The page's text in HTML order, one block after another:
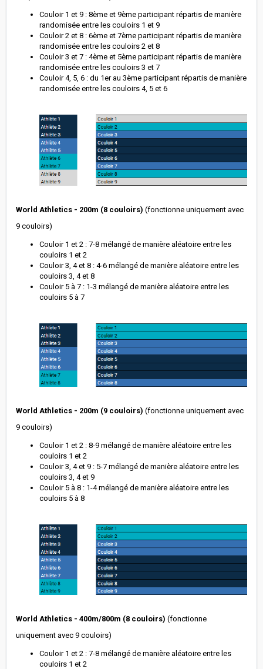
Couloir 1 et 9 : 8ème et 9ème participant répartis de manière
randomisée entre les couloirs 1 et 9
Couloir 2 et 8 : 6ème et 7ème participant répartis de manière
randomisée entre les couloirs 2 et 8
Couloir 3 et 7 : 4ème et 5ème participant répartis de manière
randomisée entre les couloirs 3 et 7
Couloir 4, 5, 6 : du 1er au 3ème participant répartis de manière
randomisée entre les couloirs 4, 5 et 6
World Athletics - 200m (8 couloirs) (fonctionne uniquement avec
9 couloirs)
Couloir 1 et 2 : 7-8 mélangé de manière aléatoire entre les
couloirs 1 et 2
Couloir 3, 4 et 8 : 4-6 mélangé de manière aléatoire entre les
couloirs 3, 4 et 8
Couloir 5 à 7 : 1-3 mélangé de manière aléatoire entre les
couloirs 5 à 7
World Athletics - 200m (9 couloirs) (fonctionne uniquement avec
9 couloirs)
Couloir 1 et 2 : 8-9 mélangé de manière aléatoire entre les
couloirs 1 et 2
Couloir 3, 4 et 9 : 5-7 mélangé de manière aléatoire entre les
couloirs 3, 4 et 9
Couloir 5 à 8 : 1-4 mélangé de manière aléatoire entre les
couloirs 5 à 8
World Athletics - 400m/800m (8 couloirs) (fonctionne
uniquement avec 9 couloirs)
Couloir 1 et 2 : 7-8 mélangé de manière aléatoire entre les
couloirs 1 et 2